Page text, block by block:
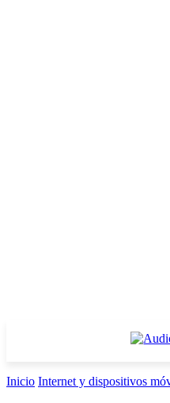
Inicio Internet y dispositivos